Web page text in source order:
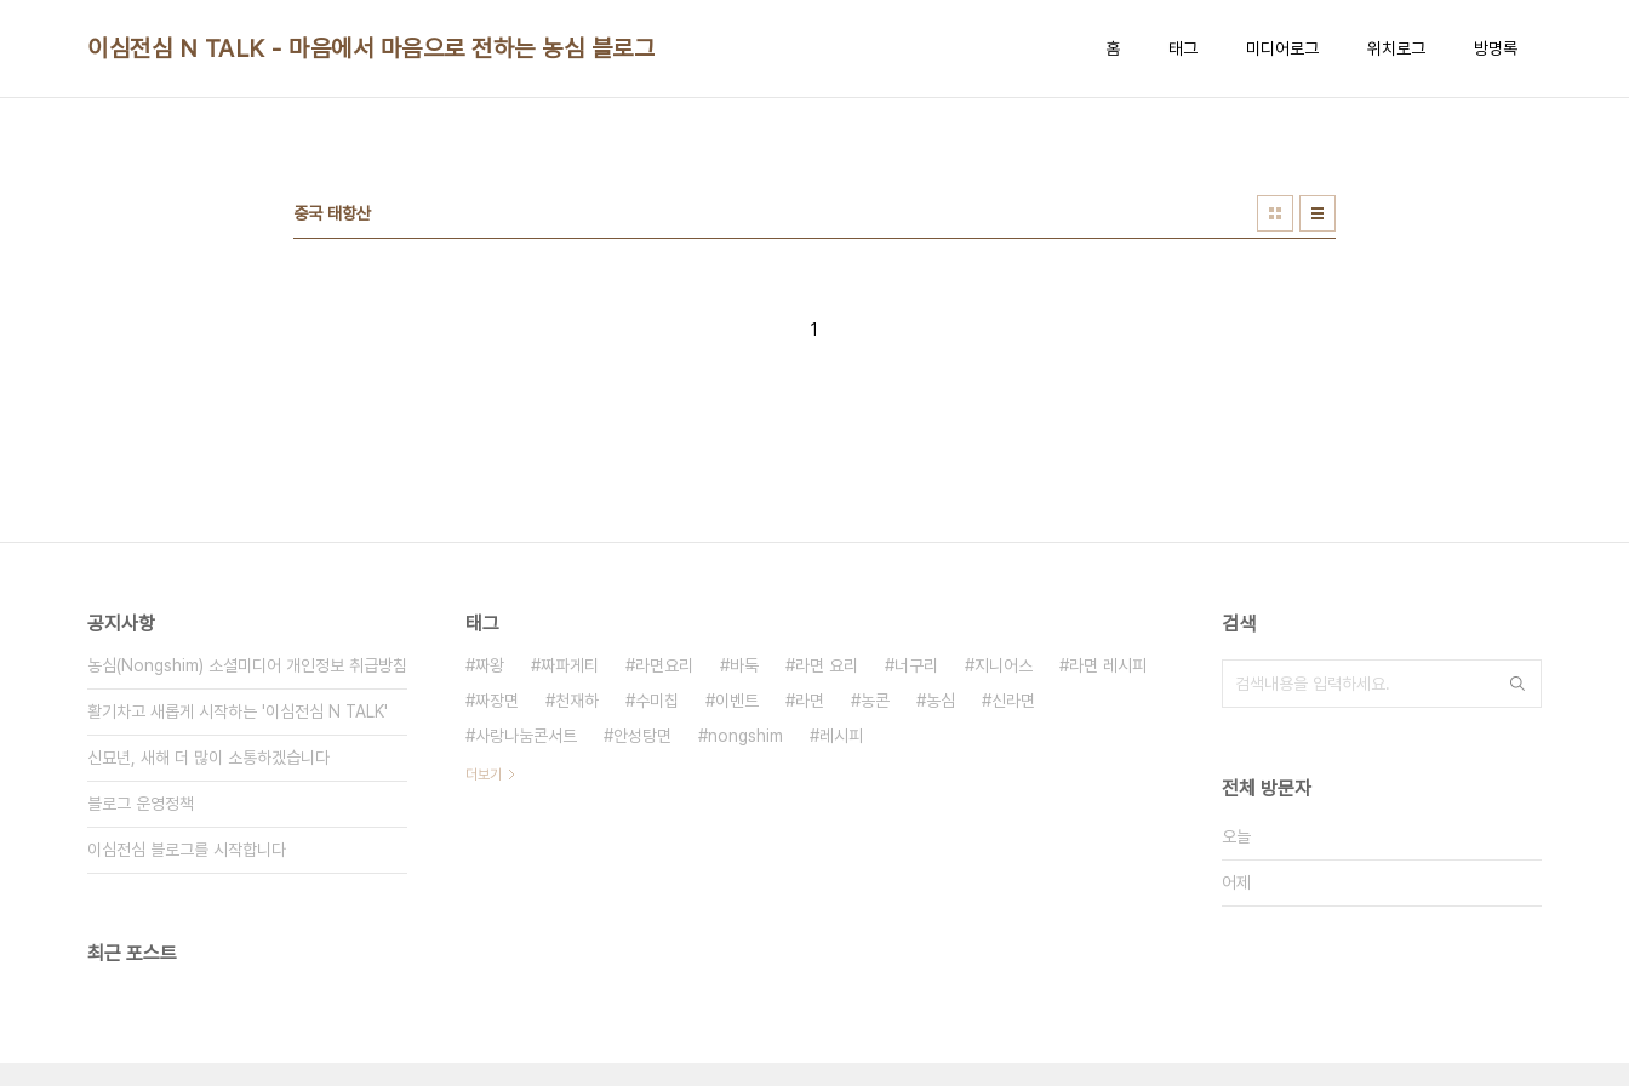
이심전심 N TALK - 마음에서 마음으로 전하는 농심 블로그 홈 태그 미디어로그 위치로그 방명록
중국 태항산
1
공지사항
농심(Nongshim) 소셜미디어 개인정보 취급방침
활기차고 새롭게 시작하는 '이심전심 N TALK'
신묘년, 새해 더 많이 소통하겠습니다
블로그 운영정책
이심전심 블로그를 시작합니다
최근 포스트
태그
짜왕 짜파게티 라면요리 바둑 라면 요리 너구리 지니어스
라면 레시피
짜장면
천재하 수미칩 이벤트 라면 농콘 농심
신라면
사랑나눔콘서트
안성탕면 nongshim 레시피
더보기
검색
전체 방문자
오늘
어제